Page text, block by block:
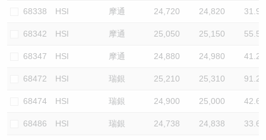
68338 HSI 摩通 24,720 24,820 31.9
68342 HSI 摩通 25,050 25,150 55.5
68347 HSI 摩通 24,880 24,980 41.2
68472 HSI 瑞銀 25,210 25,310 91.2
68474 HSI 瑞銀 24,900 25,000 42.6
68486 HSI 瑞銀 24,738 24,838 33.6